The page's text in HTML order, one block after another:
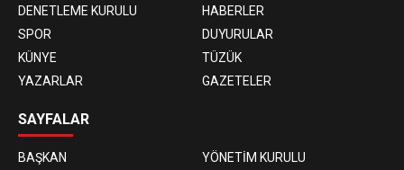
DENETLEME KURULU
HABERLER
SPOR
DUYURULAR
KÜNYE
TÜZÜK
YAZARLAR
GAZETELER
SAYFALAR
BAŞKAN
YÖNETİM KURULU